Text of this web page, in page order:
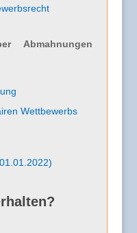
Abmahnungen
Wettbewerbs